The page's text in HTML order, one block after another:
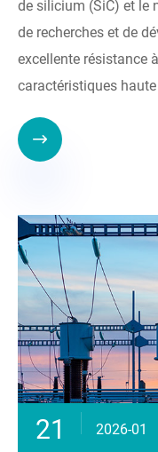
de silicium (SiC) et le
de recherches et de
excellente résistance
caractéristiques

21 2026-01